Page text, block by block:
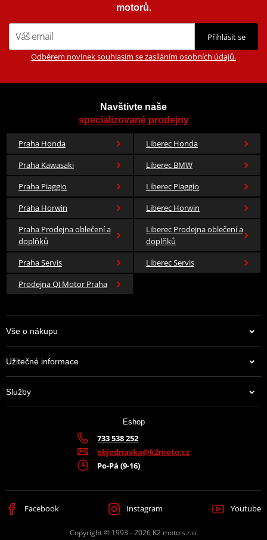
motorů.
Přihlásit se
Odběrem novinek souhlasím se zasíláním osobních údajů.
Navštivte naše
specializované prodejny
Praha Honda
Liberec Honda
Praha Kawasaki
Liberec BMW
Praha Piaggio
Liberec Piaggio
Praha Horwin
Liberec Horwin
Praha Prodejna oblečení a
doplňků
Liberec Prodejna oblečení a
doplňků
Praha Servis
Liberec Servis
Prodejna QJ Motor Praha
Vše o nákupu
Užitečné informace
Služby
Eshop
733 538 252
objednavka@k2moto.cz
Po-Pá (9-16)
Facebook Instagram Youtube
Copyright © 1993 - 2026 K2 moto s.r.o.